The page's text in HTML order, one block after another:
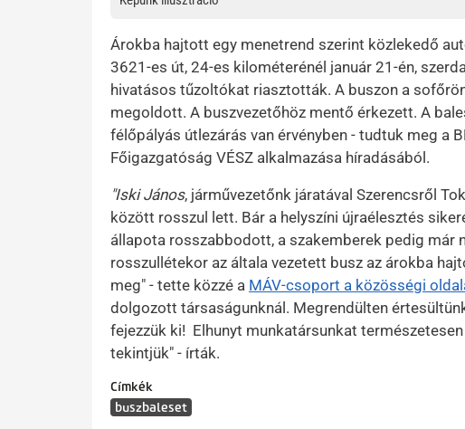
Árokba hajtott egy menetrend szerint közlekedő
3621-es út, 24-es kilométerénél január 21-én,
hivatásos tűzoltókat riasztották. A buszon a
megoldott. A buszvezetőhöz mentő érkezett. A
félőpályás útlezárás van érvényben - tudtuk meg a
Főigazgatóság VÉSZ alkalmazása híradásából.
"Iski János, járművezetőnk járatával Szerencsről
között rosszul lett. Bár a helyszíni újraélesztés
állapota rosszabbodott, a szakemberek pedig már
rosszullétekor az általa vezetett busz az árokba
meg" - tette közzé a MÁV-csoport a közösségi
dolgozott társaságunknál. Megrendülten
fejezzük ki! Elhunyt munkatársunkat
tekintjük" - írták.
Címkék
buszbaleset